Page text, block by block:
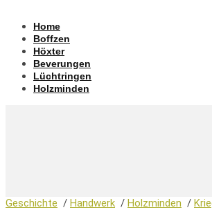
Home
Boffzen
Höxter
Beverungen
Lüchtringen
Holzminden
Geschichte / Handwerk / Holzminden /